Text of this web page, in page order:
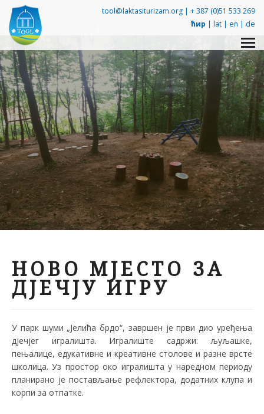
tool@laktasiturizam.org | + 387 (0)51 533 269
ћир | lat | en | de
НОВО МЈЕСТО ЗА
ДЈЕЧЈУ ИГРУ
У парк шуми „Јелића брдо“, завршен је први дио уређења
дјечјег игралишта. Игралиште садржи: љуљашке,
пењалице, едукативне и креативне столове и разне врсте
школица. Уз простор око игралишта у наредном периоду
планирано је постављање рефлектора, додатних клупа и
корпи за отпатке.